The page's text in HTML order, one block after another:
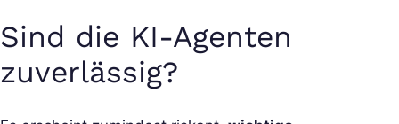
Sind die KI-Agenten
zuverlässig?